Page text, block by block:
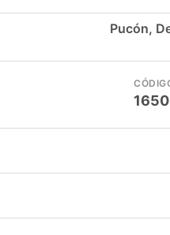
Pucón,